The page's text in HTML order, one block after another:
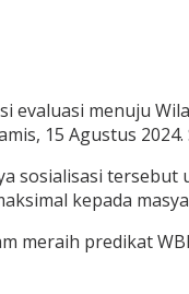
evaluasi menuju
15 Agustus
sosialisasi
kepada
predikat